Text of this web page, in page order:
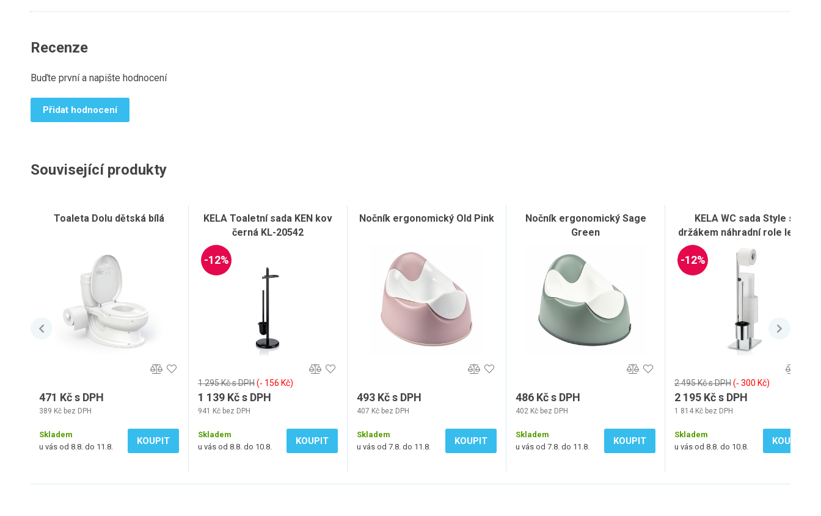
Recenze
Buďte první a napište hodnocení
Přidat hodnocení
Související produkty
Toaleta Dolu dětská bílá
471 Kč s DPH
389 Kč bez DPH
Skladem
u vás od 8.8. do 11.8.
KOUPIT
KELA Toaletní sada KEN kov
černá KL-20542
-12%
1 295 Kč s DPH(‐ 156 Kč)
1 139 Kč s DPH
941 Kč bez DPH
Skladem
u vás od 8.8. do 10.8.
KOUPIT
Nočník ergonomický Old Pink
493 Kč s DPH
407 Kč bez DPH
Skladem
u vás od 7.8. do 11.8.
KOUPIT
Nočník ergonomický Sage
Green
486 Kč s DPH
402 Kč bez DPH
Skladem
u vás od 7.8. do 11.8.
KOUPIT
KELA WC sada Style s
držákem náhradní role lesklý
kov 26x18x71cm KL-22494
-12%
2 495 Kč s DPH(‐ 300 Kč)
2 195 Kč s DPH
1 814 Kč bez DPH
Skladem
u vás od 8.8. do 10.8.
KOUPIT